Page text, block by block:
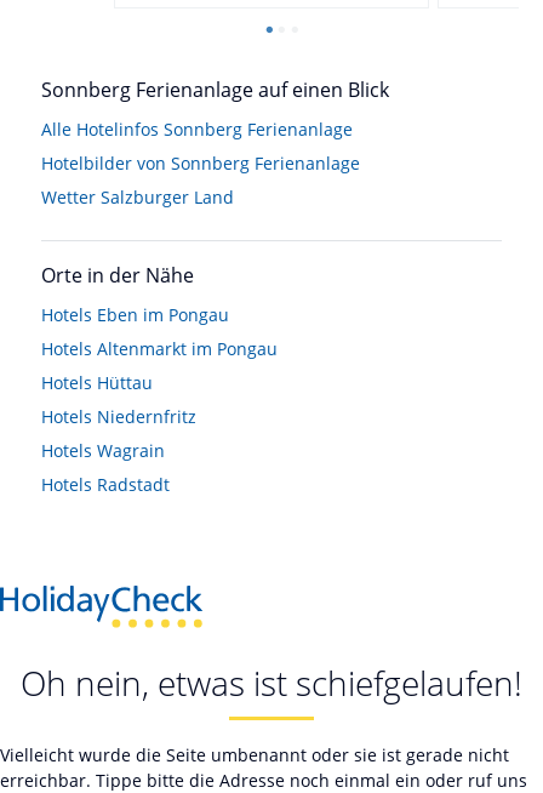
Sonnberg Ferienanlage auf einen Blick
Alle Hotelinfos Sonnberg Ferienanlage
Hotelbilder von Sonnberg Ferienanlage
Wetter Salzburger Land
Orte in der Nähe
Hotels Eben im Pongau
Hotels Altenmarkt im Pongau
Hotels Hüttau
Hotels Niedernfritz
Hotels Wagrain
Hotels Radstadt
Oh nein, etwas ist schiefgelaufen!
Vielleicht wurde die Seite umbenannt oder sie ist gerade nicht
erreichbar. Tippe bitte die Adresse noch einmal ein oder ruf uns